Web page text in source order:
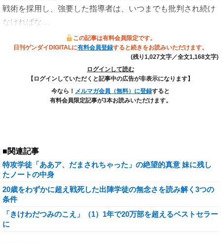
戦術を採用し、強要した指導者は、いつまでも批判され続け
なければな…
この記事は有料会員限定です。
日刊ゲンダイDIGITALに有料会員登録すると続きをお読みいただけます。
(残り1,027文字／全文1,168文字)
ログインして読む
【ログインしていただくと記事中の広告が非表示になります】
今なら！ メルマガ会員（無料）に登録すると
有料会員限定記事が3本お読みいただけます。
■関連記事
特攻学徒「ああア、だまされちゃった」の絶望的真意 妹に残し
たノートの中身
20歳をわずかに超え戦死した出陣学徒の無念さを読み解く3つの
条件
「きけわだつみのこえ」（1）1年で20万部を超えるベストセラー
に